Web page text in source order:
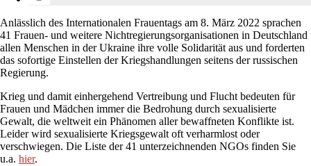
Anlässlich des Internationalen Frauentags am 8. März 2022 sprachen
41 Frauen- und weitere Nichtregierungsorganisationen in Deutschland
allen Menschen in der Ukraine ihre volle Solidarität aus und forderten
das sofortige Einstellen der Kriegshandlungen seitens der russischen
Regierung.
Krieg und damit einhergehend Vertreibung und Flucht bedeuten für
Frauen und Mädchen immer die Bedrohung durch sexualisierte
Gewalt, die weltweit ein Phänomen aller bewaffneten Konflikte ist.
Leider wird sexualisierte Kriegsgewalt oft verharmlost oder
verschwiegen. Die Liste der 41 unterzeichnenden NGOs finden Sie
u.a. hier.